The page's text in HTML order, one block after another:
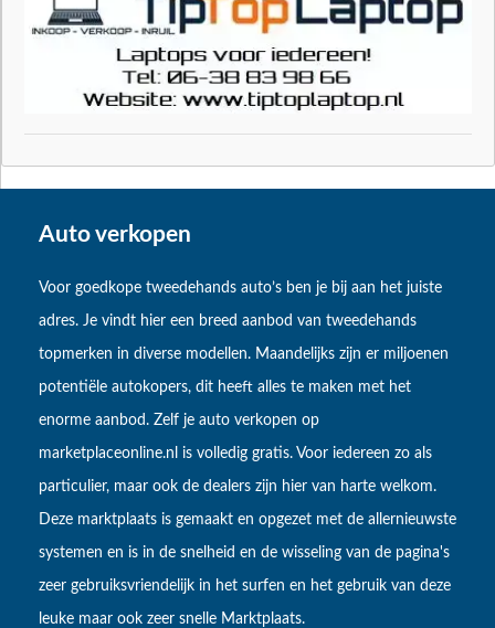
Auto verkopen
Voor goedkope tweedehands auto’s ben je bij aan het juiste
adres. Je vindt hier een breed aanbod van tweedehands
topmerken in diverse modellen. Maandelijks zijn er miljoenen
potentiële autokopers, dit heeft alles te maken met het
enorme aanbod. Zelf je auto verkopen op
marketplaceonline.nl is volledig gratis. Voor iedereen zo als
particulier, maar ook de dealers zijn hier van harte welkom.
Deze marktplaats is gemaakt en opgezet met de allernieuwste
systemen en is in de snelheid en de wisseling van de pagina's
zeer gebruiksvriendelijk in het surfen en het gebruik van deze
leuke maar ook zeer snelle Marktplaats.